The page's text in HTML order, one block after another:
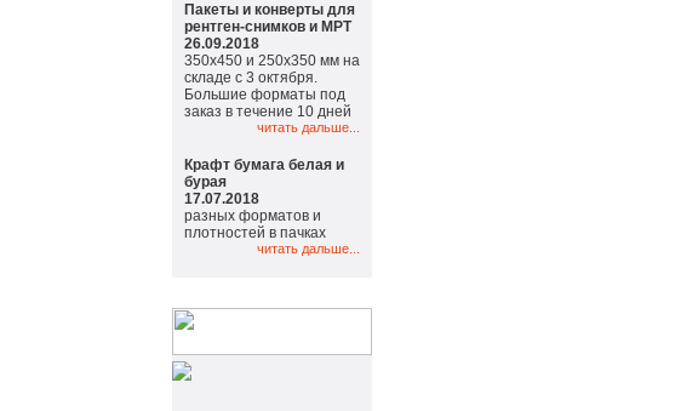
Пакеты и конверты для
рентген-снимков и МРТ
26.09.2018
350х450 и 250х350 мм на
складе с 3 октября.
Большие форматы под
заказ в течение 10 дней
читать дальше...
Крафт бумага белая и
бурая
17.07.2018
разных форматов и
плотностей в пачках
читать дальше...